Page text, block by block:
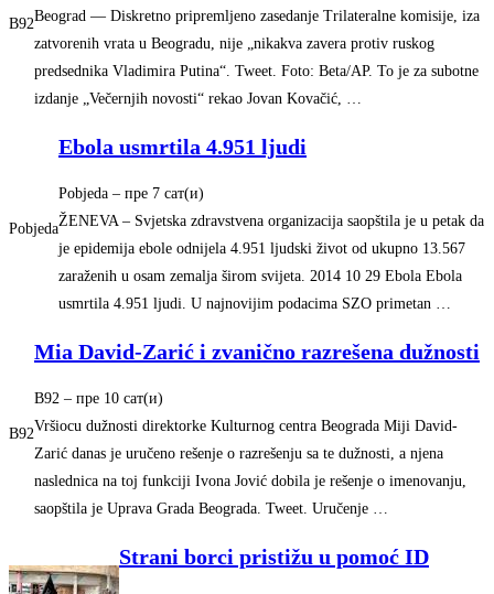
B92Beograd — Diskretno pripremljeno zasedanje Trilateralne komisije, iza
zatvorenih vrata u Beogradu, nije „nikakva zavera protiv ruskog
predsednika Vladimira Putina“. Tweet. Foto: Beta/AP. To je za subotne
izdanje „Večernjih novosti“ rekao Jovan Kovačić, …
Pobjeda
Ebola usmrtila 4.951 ljudi
Pobjeda – ‎пре 7 сат(и)‎
ŽENEVA – Svjetska zdravstvena organizacija saopštila je u petak da
je epidemija ebole odnijela 4.951 ljudski život od ukupno 13.567
zaraženih u osam zemalja širom svijeta. 2014 10 29 Ebola Ebola
usmrtila 4.951 ljudi. U najnovijim podacima SZO primetan …
B92
Mia David-Zarić i zvanično razrešena dužnosti
B92 – ‎пре 10 сат(и)‎
Vršiocu dužnosti direktorke Kulturnog centra Beograda Miji David-
Zarić danas je uručeno rešenje o razrešenju sa te dužnosti, a njena
naslednica na toj funkciji Ivona Jović dobila je rešenje o imenovanju,
saopštila je Uprava Grada Beograda. Tweet. Uručenje …
Strani borci pristižu u pomoć ID